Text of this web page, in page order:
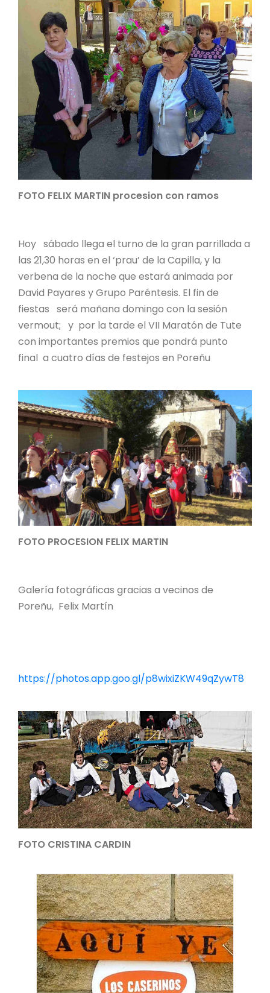
FOTO FELIX MARTIN procesion con ramos
Hoy sábado llega el turno de la gran parrillada a
las 21,30 horas en el ‘prau’ de la Capilla, y la
verbena de la noche que estará animada por
David Payares y Grupo Paréntesis. El fin de
fiestas será mañana domingo con la sesión
vermout; y por la tarde el VII Maratón de Tute
con importantes premios que pondrá punto
final a cuatro días de festejos en Poreñu
FOTO PROCESION FELIX MARTIN
Galería fotográficas gracias a vecinos de
Poreñu, Felix Martín
https://photos.app.goo.gl/p8wixiZKW49qZywT8
FOTO CRISTINA CARDIN